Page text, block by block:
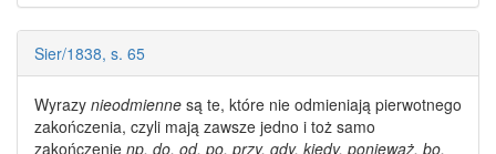
Sier/1838, s. 65
Wyrazy nieodmienne są te, które nie odmieniają pierwotnego
zakończenia, czyli mają zawsze jedno i toż samo
zakończenie np. do, od, po, przy, gdy, kiedy, ponieważ, bo,